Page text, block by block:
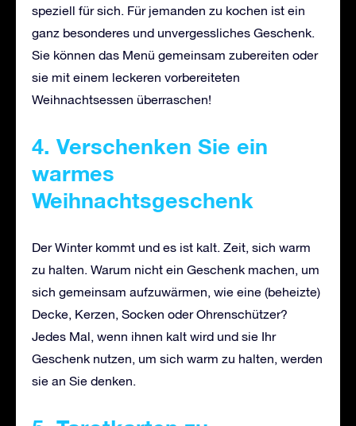
speziell für sich. Für jemanden zu kochen ist ein
ganz besonderes und unvergessliches Geschenk.
Sie können das Menü gemeinsam zubereiten oder
sie mit einem leckeren vorbereiteten
Weihnachtsessen überraschen!
4. Verschenken Sie ein
warmes
Weihnachtsgeschenk
Der Winter kommt und es ist kalt. Zeit, sich warm
zu halten. Warum nicht ein Geschenk machen, um
sich gemeinsam aufzuwärmen, wie eine (beheizte)
Decke, Kerzen, Socken oder Ohrenschützer?
Jedes Mal, wenn ihnen kalt wird und sie Ihr
Geschenk nutzen, um sich warm zu halten, werden
sie an Sie denken.